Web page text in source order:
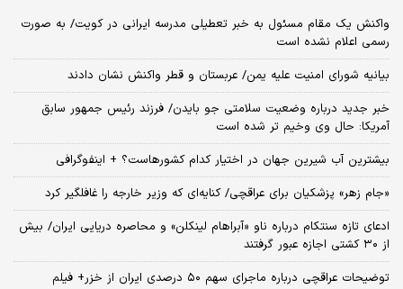
واکنش یک مقام مسئول به خبر تعطیلی مدرسه ایرانی در کویت/ به صورت
رسمی اعلام نشده است
بیانیه شورای امنیت علیه یمن/ عربستان و قطر واکنش نشان دادند
خبر جدید درباره وضعیت سلامتی جو بایدن/ فرزند رئیس جمهور سابق
آمریکا: حال وی وخیم تر شده است
بیشترین آب شیرین جهان در اختیار کدام کشورهاست؟ + اینفوگرافی
«جام زهر» پزشکیان برای عراقچی/ کنایه‌ای که وزیر خارجه را غافلگیر کرد
ادعای تازه سنتکام درباره ناو «آبراهام لینکلن» و محاصره دریایی ایران/ بیش
از ۳۰ کشتی اجازه عبور گرفتند
توضیحات عراقچی درباره ماجرای سهم ۵۰ درصدی ایران از خزر+ فیلم